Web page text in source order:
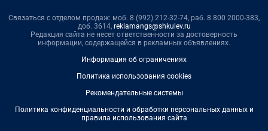
Связаться с отделом продаж: моб. 8 (992) 212-32-74, раб. 8 800 2000-383,
доб. 3614, reklamangs@shkulev.ru
Редакция сайта не несет ответственности за достоверность
информации, содержащейся в рекламных объявлениях.
Информация об ограничениях
Политика использования cookies
Рекомендательные системы
Политика конфиденциальности и обработки персональных данных и
правила использования сайта